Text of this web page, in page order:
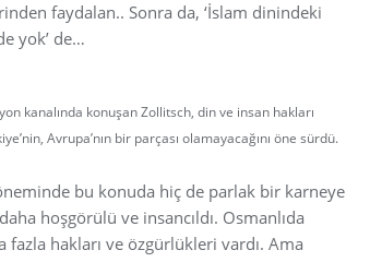
faydalan.. Sonra da, ‘İslam dinindeki
yok’ de…
kanalında konuşan Zollitsch, din ve insan hakları
Avrupa’nın bir parçası olamayacağını öne sürdü.
bu konuda hiç de parlak bir karneye
hoşgörülü ve insancıldı. Osmanlıda
hakları ve özgürlükleri vardı. Ama